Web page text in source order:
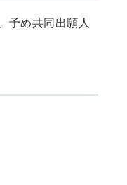
予め共同出願人